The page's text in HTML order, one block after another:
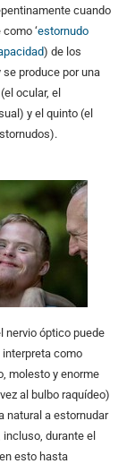
cuando
‘estornudo
) de los
produce por una
ocular, el
y el quinto (el
nervio óptico puede
interpreta como
molesto y enorme
al bulbo raquídeo)
natural a estornudar
durante el
esto hasta